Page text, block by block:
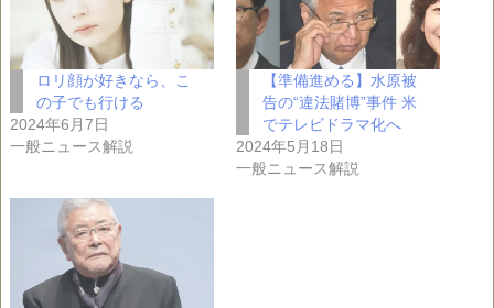
ロリ顔が好きなら、こ
の子でも行ける
2024年6月7日
一般ニュース解説
【準備進める】水原被
告の“違法賭博”事件 米
でテレビドラマ化へ
2024年5月18日
一般ニュース解説